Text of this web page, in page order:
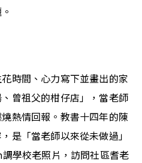
時間、心力寫下並畫出的家
曾祖父的柑仔店」，當老師
熱情回報。教書十四年的陳
是「當老師以來從未做過」
學校老照片，訪問社區耆老